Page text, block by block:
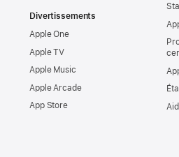
Divertissements
Apple One
Apple TV
Apple Music
Apple Arcade
App Store